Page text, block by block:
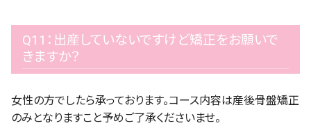
Q11：出産していないですけど矯正をお願いで
きますか？
女性の方でしたら承っております。コース内容は産後骨盤矯正
のみとなりますこと予めご了承くださいませ。